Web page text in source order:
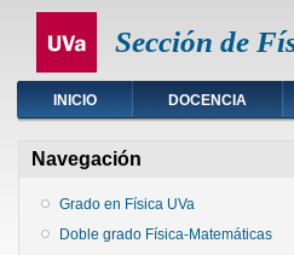
Sección de
INICIO DOCENCIA
Navegación
Grado en Física UVa
Doble grado Física-Matemáticas